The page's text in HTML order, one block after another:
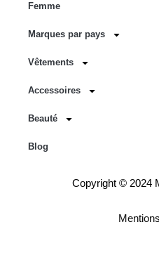
Femme
Marques par pays
Vêtements
Accessoires
Beauté
Blog
Copyright © 2024